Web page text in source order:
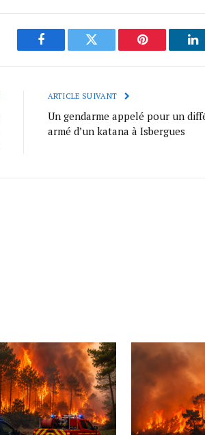
Facebook Twitter Pinterest
ARTICLE SUIVANT
Un gendarme appelé pour un
armé d’un katana à Isbergues